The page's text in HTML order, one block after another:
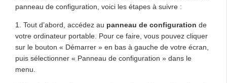
panneau de configuration, voici les étapes à suivre :
1. Tout d’abord, accédez au panneau de configuration de
votre ordinateur portable. Pour ce faire, vous pouvez cliquer
sur le bouton « Démarrer » en bas à gauche de votre écran,
puis sélectionner « Panneau de configuration » dans le
menu.